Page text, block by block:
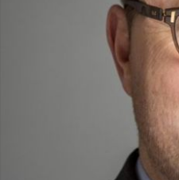
Patenschafts-
Programm